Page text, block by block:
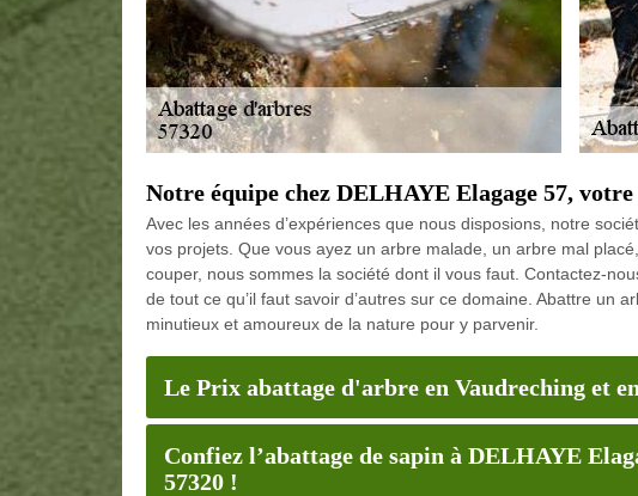
Notre équipe chez DELHAYE Elagage 57,
Avec les années d’expériences que nous disposions, notre
vos projets. Que vous ayez un arbre malade, un arbre mal
couper, nous sommes la société dont il vous faut. Contactez-
de tout ce qu’il faut savoir d’autres sur ce domaine. Abattre un
minutieux et amoureux de la nature pour y parvenir.
Le Prix abattage d'arbre en Vaudreching et
Confiez l’abattage de sapin à DELHAYE
57320 !